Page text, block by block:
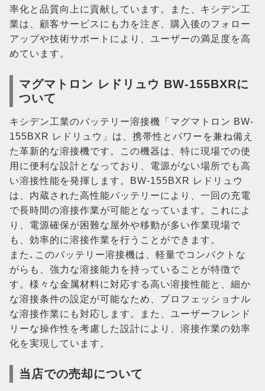
率化と品質向上に貢献しています。また、キシデン工
業は、顧客サービスにも力を注ぎ、購入後のフォロー
アップや技術サポートにより、ユーザーの満足度を高
めています。
マグマトロン レドリュウ BW-155BXRに
ついて
キシデン工業のバッテリー溶接機「マグマトロン BW-
155BXR レドリュウ」は、携帯性とパワーを兼ね備え
た革新的な溶接機です。この機器は、特に現場での使
用に便利な設計となっており、電源がない場所でも高
い溶接性能を発揮します。BW-155BXR レドリュウ
は、内蔵された高性能バッテリーにより、一回の充電
で長時間の溶接作業が可能となっています。これによ
り、電源確保が困難な屋外や移動が多い作業現場で
も、効率的に溶接作業を行うことができます。
また､このバッテリー溶接機は、軽量でコンパクトな
がらも、強力な溶接能力を持っていることが特徴で
す。様々な金属材料に対応する高い溶接性能と、細か
な溶接条件の設定が可能なため、プロフェッショナル
な溶接作業にも対応します。また、ユーザーフレンド
リーな操作性を考慮した設計により、溶接作業の効率
化を実現しています。
当店での売却について